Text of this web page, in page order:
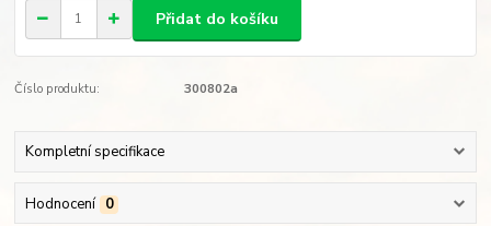
Přidat do košíku
Číslo produktu: 300802a
Kompletní specifikace
Hodnocení 0